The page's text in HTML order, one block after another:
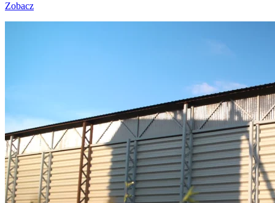
Zobacz